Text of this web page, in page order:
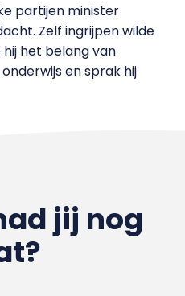
partijen minister
Zelf ingrijpen wilde
het belang van
en sprak hij
jij nog